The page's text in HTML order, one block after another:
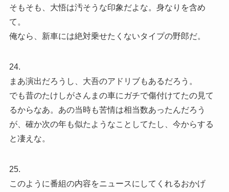
そもそも、大悟は汚そうな印象だよな。身なりを含め
て。
俺なら、新車には絶対乗せたくないタイプの野郎だ。
24.
まあ演出だろうし、大吾のアドリブもあるだろう。
でも昔のたけしがさんまの車にガチで傷付けてたの見て
るからなあ。あの当時も苦情は相当数あったんだろう
が、確か次の年も似たようなことしてたし、今からする
と凄えな。
25.
このように番組の内容をニュースにしてくれるおかげ